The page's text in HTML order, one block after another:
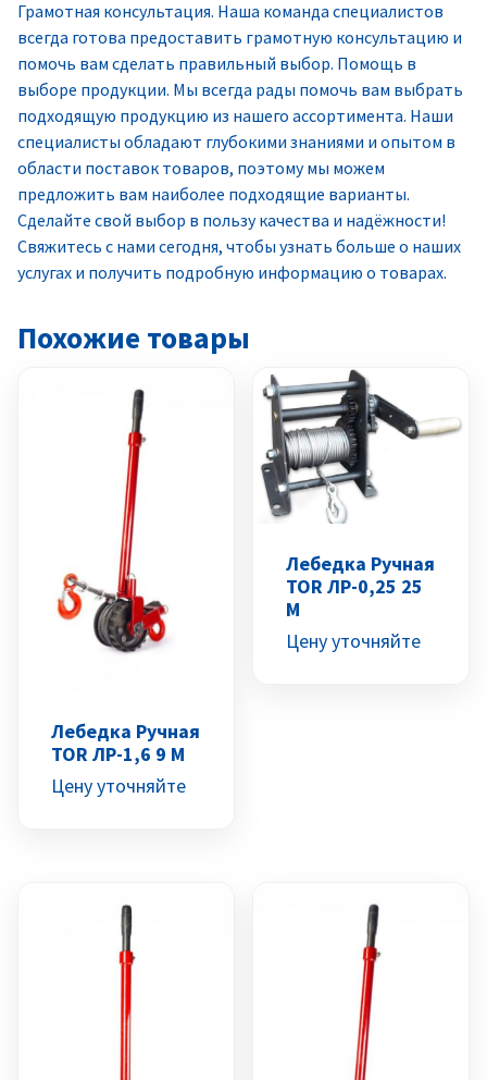
Грамотная консультация. Наша команда специалистов
всегда готова предоставить грамотную консультацию и
помочь вам сделать правильный выбор. Помощь в
выборе продукции. Мы всегда рады помочь вам выбрать
подходящую продукцию из нашего ассортимента. Наши
специалисты обладают глубокими знаниями и опытом в
области поставок товаров, поэтому мы можем
предложить вам наиболее подходящие варианты.
Сделайте свой выбор в пользу качества и надёжности!
Свяжитесь с нами сегодня, чтобы узнать больше о наших
услугах и получить подробную информацию о товарах.
Похожие товары
Лебедка Ручная
TOR ЛР-1,6 9 М
Цену уточняйте
Лебедка Ручная
TOR ЛР-0,25 25
М
Цену уточняйте